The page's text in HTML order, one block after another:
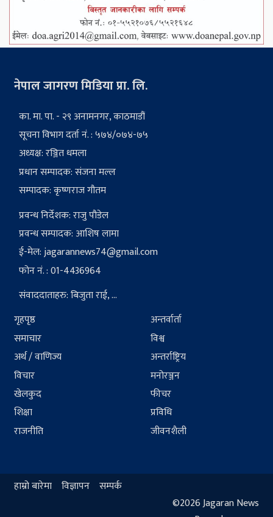
नेपाल जागरण मिडिया प्रा. लि.
का. मा. पा. - २९ अनामनगर, काठमाडौं
सूचना विभाग दर्ता नं. : ५७४/०७४-७५
अध्यक्ष: रञ्जित धमला
प्रधान सम्पादक: संजना मल्ल
सम्पादक: कृष्णराज गौतम
प्रवन्ध निर्देशक: राजु पौडेल
प्रवन्ध सम्पादक: आशिष लामा
ई-मेल:jagarannews74@gmail.com
फोन नं. : 01-4436964
संवाददाताहरु: बिजुता राई, ...
गृहपृष्ठ
समाचार
अर्थ / वाणिज्य
विचार
खेलकुद
शिक्षा
राजनीति
अन्तर्वार्ता
विश्व
अन्तर्राष्ट्रिय
मनोरञ्जन
फीचर
प्रविधि
जीवनशैली
हाम्रो बारेमा विज्ञापन सम्पर्क
©2026 Jagaran News